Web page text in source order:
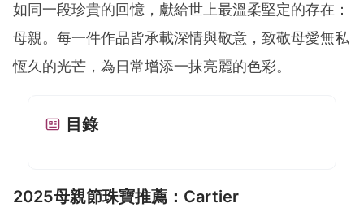
如同一段珍貴的回憶，獻給世上最溫柔堅定的存在：
母親。 每一件作品皆承載深情與敬意，致敬母愛無私
恆久的光芒， 為日常增添一抹亮麗的色彩。
目錄
2025母親節珠寶推薦：Cartier